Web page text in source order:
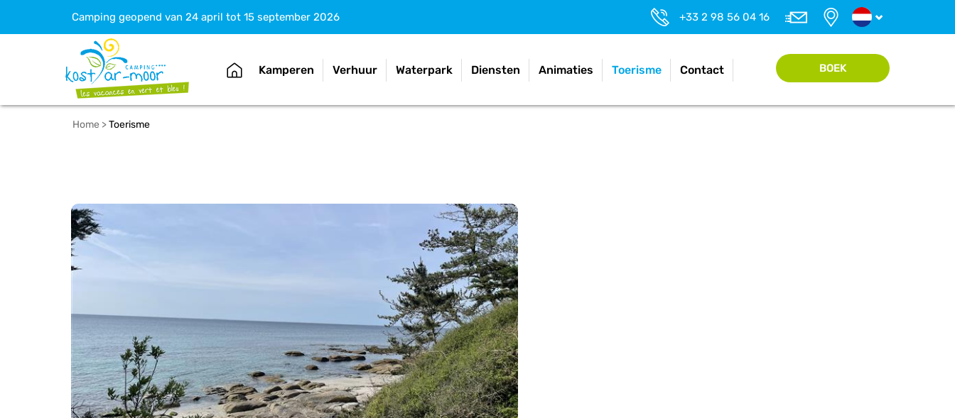
Camping geopend van 24 april tot 15 september 2026 +33 2 98 56 04 16
Kamperen Verhuur Waterpark Diensten Animaties Toerisme Contact BOEK
Home >Toerisme